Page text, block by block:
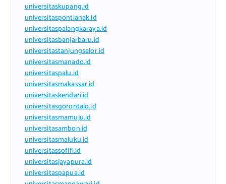
universitaskupang.id
universitaspontianak.id
universitaspalangkaraya.id
universitasbanjarbaru.id
universitastanjungselor.id
universitasmanado.id
universitaspalu.id
universitasmakassar.id
universitaskendari.id
universitasgorontalo.id
universitasmamuju.id
universitasambon.id
universitasmaluku.id
universitassofifi.id
universitasjayapura.id
universitaspapua.id